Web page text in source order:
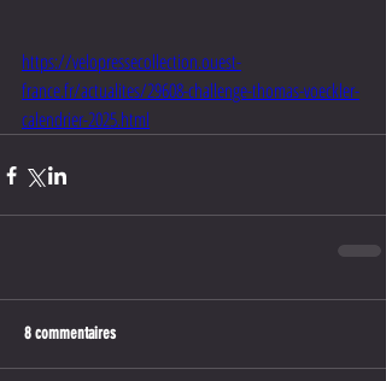
https://velopressecollection.ouest-
france.fr/actualites/29608-challenge-thomas-voeckler-
calendrier-2025.html
8 commentaires